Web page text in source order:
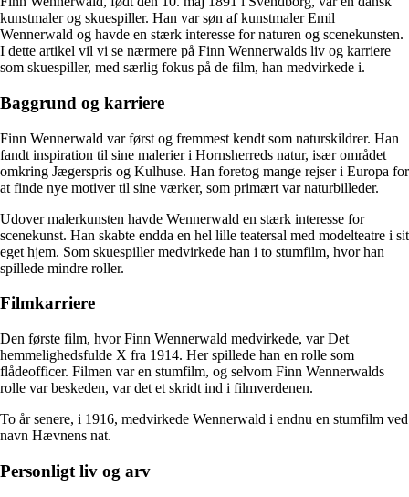
kunstmaler og skuespiller. Han var søn af kunstmaler Emil
Wennerwald og havde en stærk interesse for naturen og scenekunsten.
I dette artikel vil vi se nærmere på Finn Wennerwalds liv og karriere
som skuespiller, med særlig fokus på de film, han medvirkede i.
Baggrund og karriere
Finn Wennerwald var først og fremmest kendt som naturskildrer. Han
fandt inspiration til sine malerier i Hornsherreds natur, især området
omkring Jægerspris og Kulhuse. Han foretog mange rejser i Europa for
at finde nye motiver til sine værker, som primært var naturbilleder.
Udover malerkunsten havde Wennerwald en stærk interesse for
scenekunst. Han skabte endda en hel lille teatersal med modelteatre i sit
eget hjem. Som skuespiller medvirkede han i to stumfilm, hvor han
spillede mindre roller.
Filmkarriere
Den første film, hvor Finn Wennerwald medvirkede, var Det
hemmelighedsfulde X fra 1914. Her spillede han en rolle som
flådeofficer. Filmen var en stumfilm, og selvom Finn Wennerwalds
rolle var beskeden, var det et skridt ind i filmverdenen.
To år senere, i 1916, medvirkede Wennerwald i endnu en stumfilm ved
navn Hævnens nat.
Personligt liv og arv